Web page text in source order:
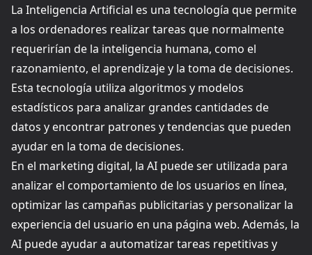
La Inteligencia Artificial es una tecnología que permite
a los ordenadores realizar tareas que normalmente
requerirían de la inteligencia humana, como el
razonamiento, el aprendizaje y la toma de decisiones.
Esta tecnología utiliza algoritmos y modelos
estadísticos para analizar grandes cantidades de
datos y encontrar patrones y tendencias que pueden
ayudar en la toma de decisiones.
En el marketing digital, la AI puede ser utilizada para
analizar el comportamiento de los usuarios en línea,
optimizar las campañas publicitarias y personalizar la
experiencia del usuario en una página web. Además, la
AI puede ayudar a automatizar tareas repetitivas y